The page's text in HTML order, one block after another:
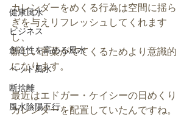
健康風水
ビジネス
創造性を高める風水
ペット風水
断捨離
風水陰陽五行
カレンダーをめくる行為は空間に揺ら
ぎを与えリフレッシュしてくれます
し、
新しい言葉がでてくるためより意識的
になります。
最近はエドガー・ケイシーの日めくり
カレンダーを配置していたんですね。